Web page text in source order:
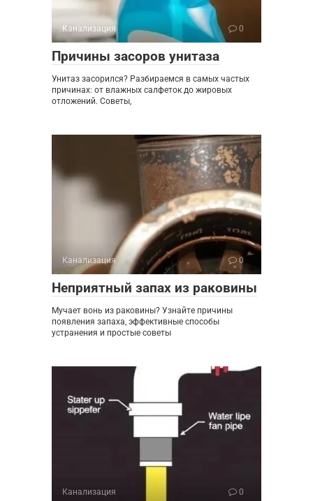
Канализация 0
Причины засоров унитаза
Унитаз засорился? Разбираемся в самых частых
причинах: от влажных салфеток до жировых
отложений. Советы,
Канализация 0
Неприятный запах из раковины
Мучает вонь из раковины? Узнайте причины
появления запаха, эффективные способы
устранения и простые советы
Канализация 0